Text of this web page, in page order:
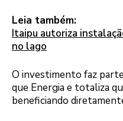
Leia também:
Itaipu autoriza
no lago
O investimento faz
que Energia e totaliza
beneficiando